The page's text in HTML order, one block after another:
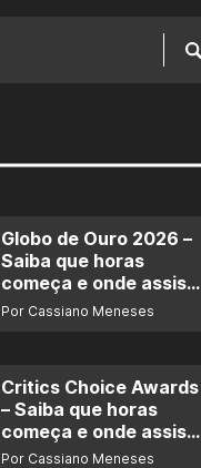
Globo de Ouro 2026 –
Saiba que horas
começa e onde assistir
ao prêmio
Por Cassiano Meneses
Critics Choice Awards
– Saiba que horas
começa e onde assistir
ao prêmio
Por Cassiano Meneses